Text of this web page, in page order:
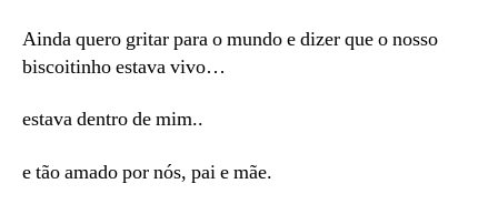
Ainda quero gritar para o mundo e dizer que o nosso
biscoitinho estava vivo…
estava dentro de mim..
e tão amado por nós, pai e mãe.